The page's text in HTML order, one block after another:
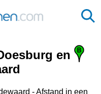
en
- Afstand in een